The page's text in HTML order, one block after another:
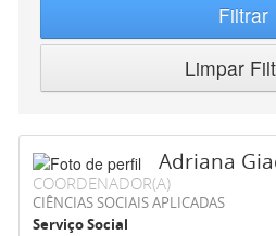
Filtrar
Limpar
Adriana
COORDENADOR(A)
CIÊNCIAS SOCIAIS APLICADAS
Serviço Social